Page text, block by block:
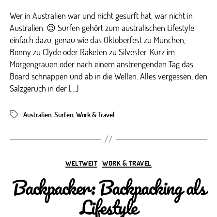
Wer in Australien war und nicht gesurft hat, war nicht in
Australien. 😉 Surfen gehört zum australischen Lifestyle
einfach dazu, genau wie das Oktoberfest zu München,
Bonny zu Clyde oder Raketen zu Silvester. Kurz im
Morgengrauen oder nach einem anstrengenden Tag das
Board schnappen und ab in die Wellen. Alles vergessen, den
Salzgeruch in der […]
Schlagwörter
Australien, Surfen, Work & Travel
Kategorien
WELTWEIT WORK & TRAVEL
Backpacker: Backpacking als
Lifestyle